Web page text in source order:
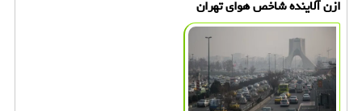
ازن آلاینده شاخص هوای تهران